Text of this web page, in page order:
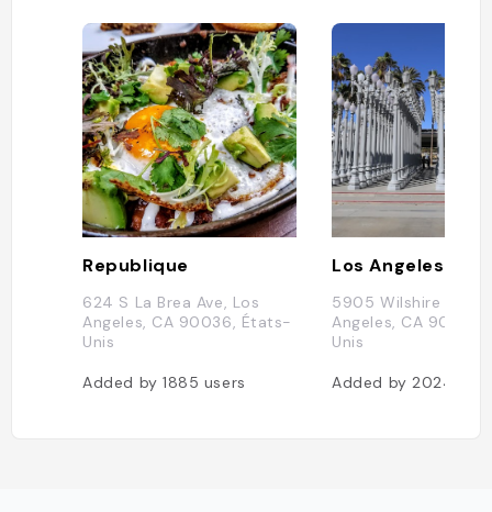
Republique
624 S La Brea Ave, Los
Angeles, CA 90036, États-
Unis
Added by1885 users
5905 Wilshire Blvd,
Angeles, CA
Unis
Added by2024